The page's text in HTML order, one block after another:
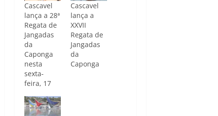
Cascavel
lança a 28ª
Regata de
Jangadas
da
Caponga
nesta
sexta-
feira, 17
Cascavel
lança a
XXVII
Regata de
Jangadas
da
Caponga